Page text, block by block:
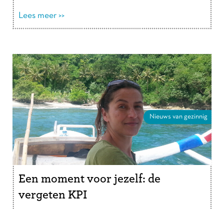
Lees meer >>
Nieuws van gezinnig
Een moment voor jezelf: de
vergeten KPI